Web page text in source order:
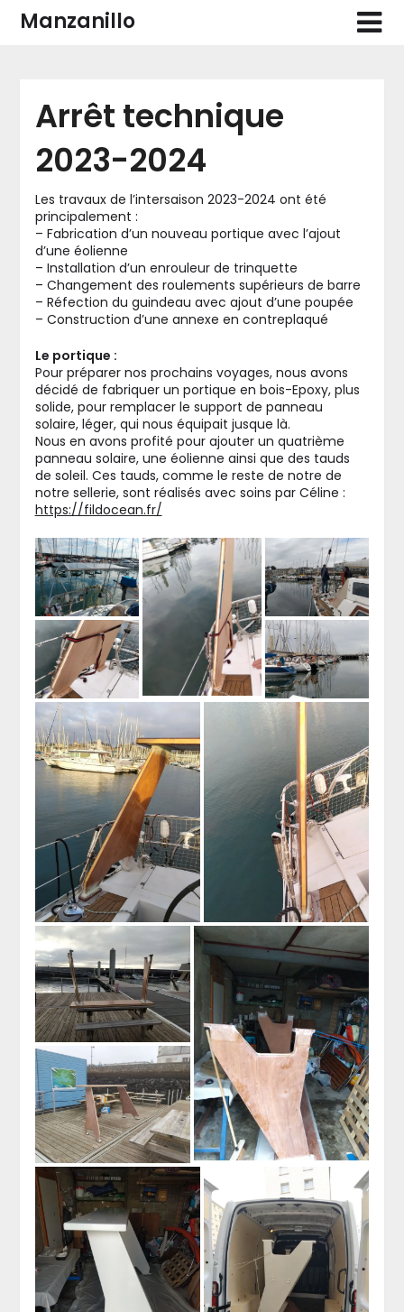
SkipManzanillo
Arrêt technique
2023-2024
Les travaux de l’intersaison 2023-2024 ont été
principalement :
– Fabrication d’un nouveau portique avec l’ajout
d’une éolienne
– Installation d’un enrouleur de trinquette
– Changement des roulements supérieurs de barre
– Réfection du guindeau avec ajout d’une poupée
– Construction d’une annexe en contreplaqué
Le portique :
Pour préparer nos prochains voyages, nous avons
décidé de fabriquer un portique en bois-Epoxy, plus
solide, pour remplacer le support de panneau
solaire, léger, qui nous équipait jusque là.
Nous en avons profité pour ajouter un quatrième
panneau solaire, une éolienne ainsi que des tauds
de soleil. Ces tauds, comme le reste de notre de
notre sellerie, sont réalisés avec soins par Céline :
https://fildocean.fr/